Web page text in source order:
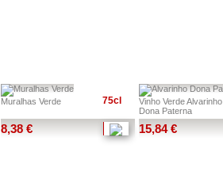
Muralhas Verde 75cl
8,38 €
Vinho Verde Alvarinho
Dona Paterna
15,84 €